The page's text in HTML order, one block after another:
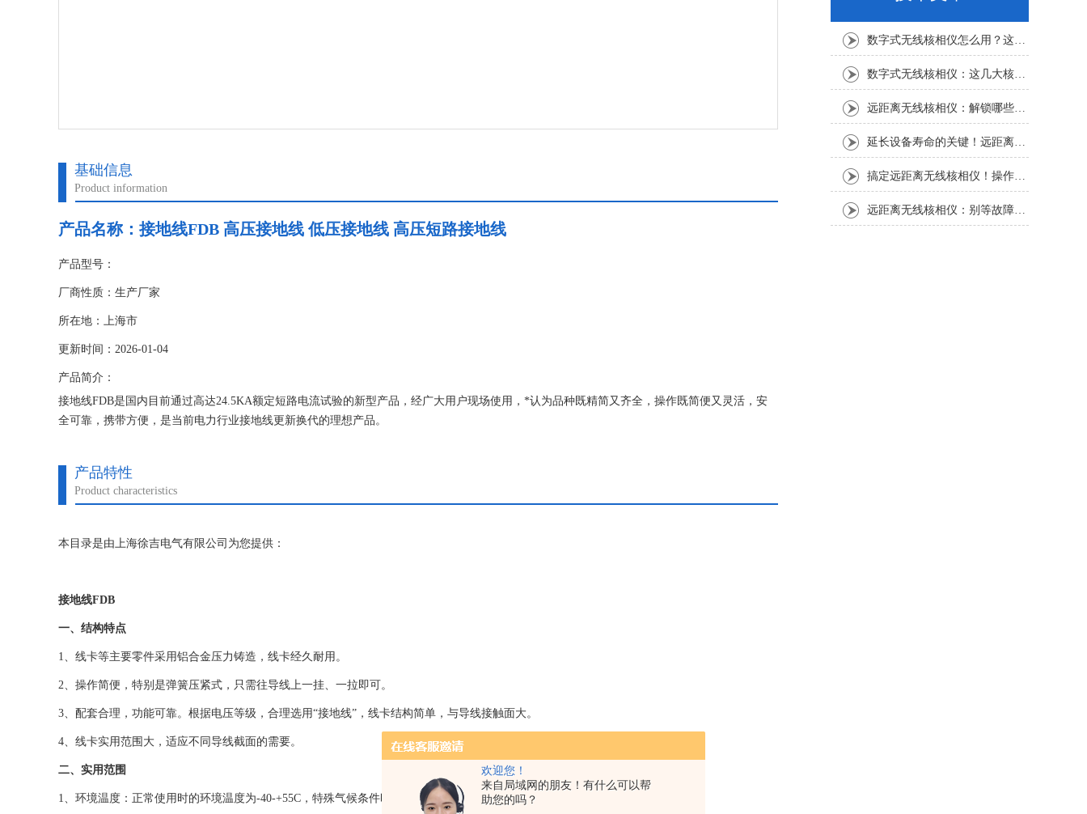
欢迎您！
来自局域网的朋友！有什么可以帮
助您的吗？
基础信息
Product information
产品名称： 接地线FDB 高压接地线 低压接地线 高压短路接地线
产品型号：
厂商性质：生产厂家
所在地：上海市
更新时间：2026-01-04
产品简介：
接地线FDB是国内目前通过高达24.5KA额定短路电流试验的新型产品，经广大用户现场使用，*认为品种既精简又齐全，操作既简便又灵活，安
全可靠，携带方便，是当前电力行业接地线更新换代的理想产品。
产品特性
Product characteristics
本目录是由上海徐吉电气有限公司为您提供：
接地线FDB
一、结构特点
1、线卡等主要零件采用铝合金压力铸造，线卡经久耐用。
2、操作简便，特别是弹簧压紧式，只需往导线上一挂、一拉即可。
3、配套合理，功能可靠。根据电压等级，合理选用“接地线”，线卡结构简单，与导线接触面大。
4、线卡实用范围大，适应不同导线截面的需要。
二、实用范围
1、环境温度：正常使用时的环境温度为-40-+55C，特殊气候条件时由厂家监制单位与用户共同协商定做。
数字式无线核相仪怎么用？这份实操指南，新手也能轻松上手
数字式无线核相仪：这几大核心特点，让核相作业效率直接“提速”
远距离无线核相仪：解锁哪些“看不见”的电力适配场景？
延长设备寿命的关键！远距离无线核相仪的保养细节，资深运维都在悄悄用
搞定远距离无线核相仪！操作步骤全梳理，每一步都讲透
远距离无线核相仪：别等故障才重视！这份维护保养指南请收好